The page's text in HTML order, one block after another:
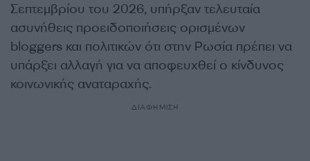
Σεπτεμβρίου του 2026, υπήρξαν τελευταία
ασυνήθεις προειδοποιήσεις ορισμένων
bloggers και πολιτικών ότι στην Ρωσία πρέπει να
υπάρξει αλλαγή για να αποφευχθεί ο κίνδυνος
κοινωνικής αναταραχής.
ΔΙΑΦΗΜΙΣΗ